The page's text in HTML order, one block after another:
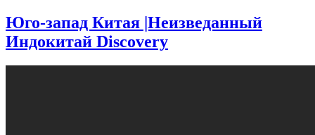
Йога-
тур
с
Таишевым.
Юго-запад Китая |Неизведанный
Индокитай Discovery